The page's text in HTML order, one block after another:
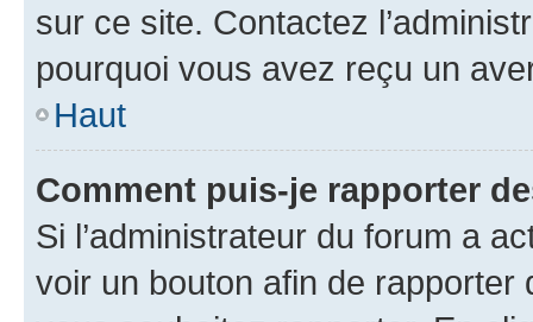
sur ce site. Contactez
pourquoi vous avez reçu un
Haut
Comment puis-je rapporter
Si l’administrateur du forum a
voir un bouton afin de